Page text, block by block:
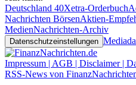
Deutschland 40Xetra-Orderbuch
Nachrichten BörsenAktien-
MedienNachrichten-Archiv
Datenschutzeinstellungen
Impressum | AGB | Disclaimer |
RSS-News von